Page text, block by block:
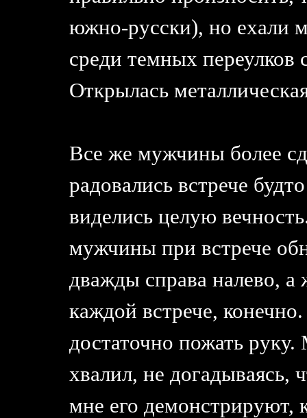
южно-русски), но ехали
среди темных переулков
Открылась
Все же мужчины более
радовались встрече
виделись целую
мужчины при встрече
дважды справа налево,
каждой встрече,
достаточно пожать
хвалил, не догадываясь,
мне его демонстрируют,